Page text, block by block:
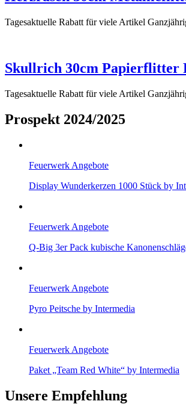
Tagesaktuelle Rabatt für viele Artikel
Skullrich 30cm Papierflitter
Tagesaktuelle Rabatt für viele Artikel
Prospekt 2024/2025
Feuerwerk Angebote
Display Wunderkerzen 1000 Stück by
Feuerwerk Angebote
Q-Big 3er Pack kubische
Feuerwerk Angebote
Pyro Peitsche by Intermedia
Feuerwerk Angebote
Paket „Team Red White“ by Intermedia
Unsere Empfehlung